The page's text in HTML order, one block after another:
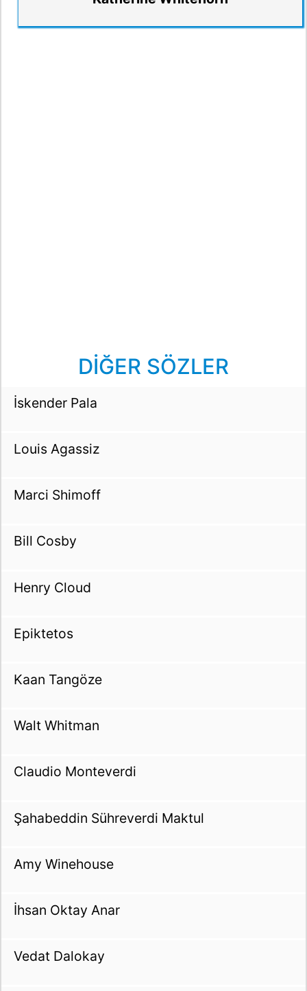
DİĞER SÖZLER
İskender Pala
Louis Agassiz
Marci Shimoff
Bill Cosby
Henry Cloud
Epiktetos
Kaan Tangöze
Walt Whitman
Claudio Monteverdi
Şahabeddin Sühreverdi Maktul
Amy Winehouse
İhsan Oktay Anar
Vedat Dalokay